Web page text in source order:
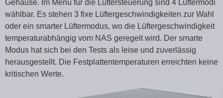
Gehäuse. Im Menü für die Lüftersteuerung sind 4 Lüftermodi
wählbar. Es stehen 3 fixe Lüftergeschwindigkeiten zur Wahl
oder ein smarter Lüftermodus, wo die Lüftergeschwindigkeit
temperaturabhängig vom NAS geregelt wird. Der smarte
Modus hat sich bei den Tests als leise und zuverlässig
herausgestellt. Die Festplattentemperaturen erreichten keine
kritischen Werte.